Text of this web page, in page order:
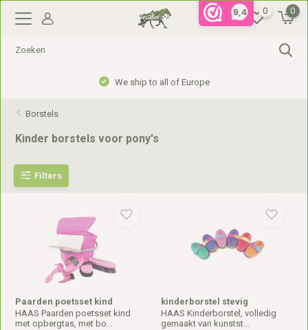
9,4 0 0
We ship to all of Europe
Borstels
Kinder borstels voor pony's
Filters
Paarden poetsset kind
HAAS Paarden poetsset kind
met opbergtas, met bo...
kinderborstel stevig
HAAS Kinderborstel, volledig
gemaakt van kunstst...